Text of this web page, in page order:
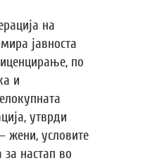
на
јавноста
по
и
утврди
жени, условите
настап во